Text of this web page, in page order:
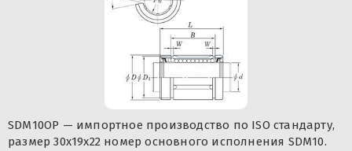
SDM10OP — импортное производство по ISO стандарту,
размер 30x19x22 номер основного исполнения SDM10.